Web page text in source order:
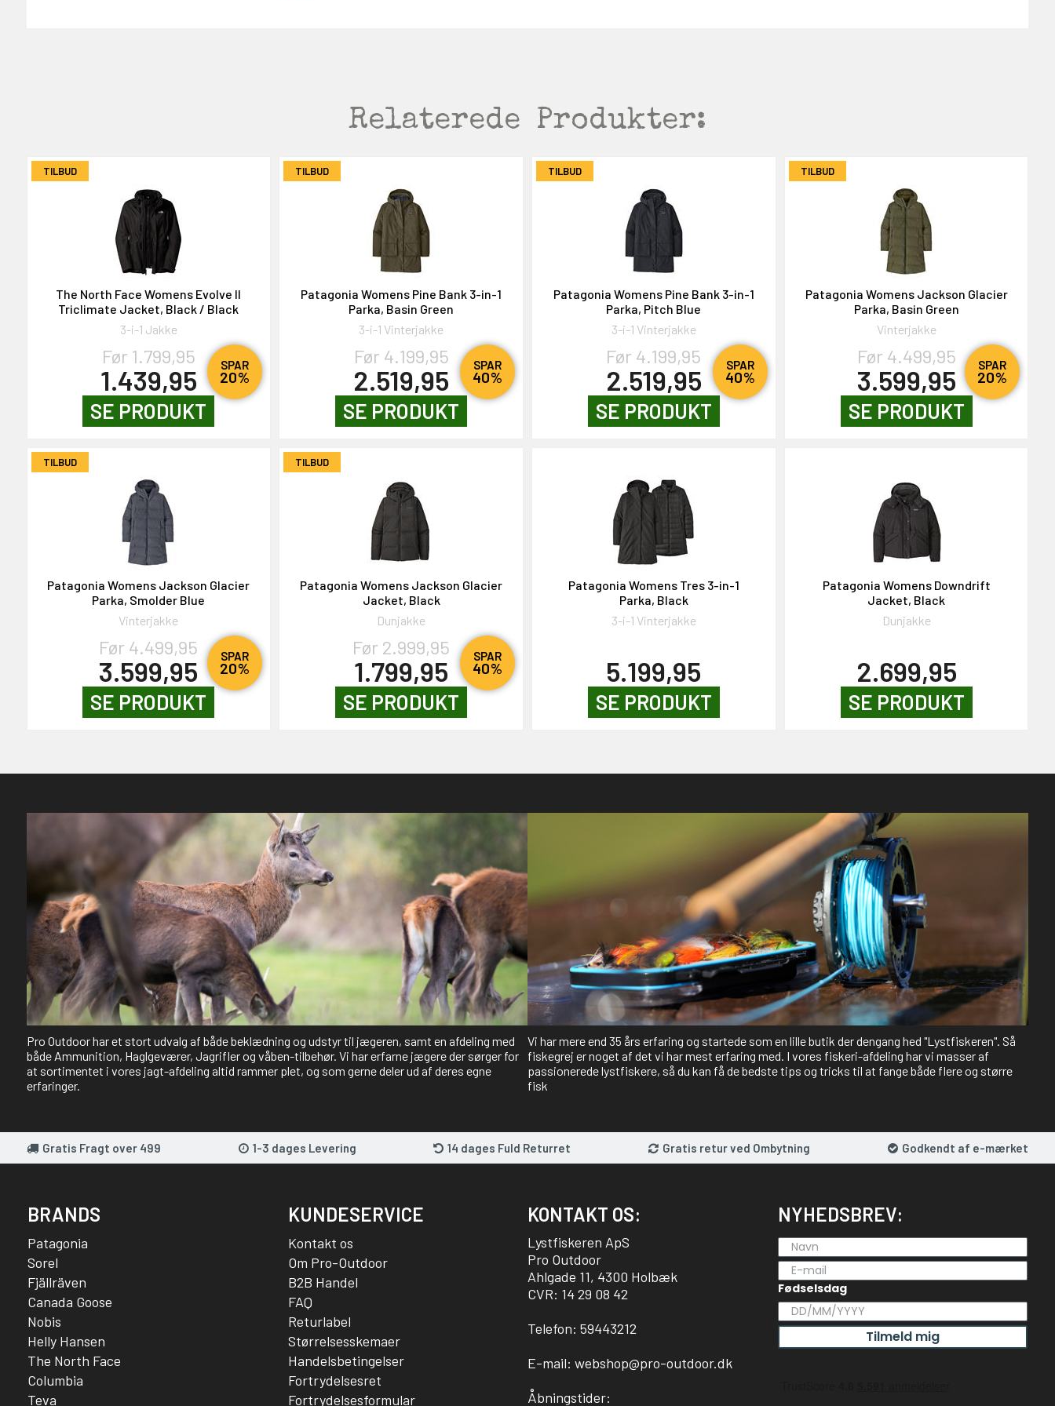
Relaterede Produkter:
TILBUD
SPAR
20%
The North Face Womens Evolve II
Triclimate Jacket, Black / Black
3-i-1 Jakke
Før 1.799,95
1.439,95
SE PRODUKT
TILBUD
SPAR
40%
Patagonia Womens Pine Bank 3-in-1
Parka, Basin Green
3-i-1 Vinterjakke
Før 4.199,95
2.519,95
SE PRODUKT
TILBUD
SPAR
40%
Patagonia Womens Pine Bank 3-in-1
Parka, Pitch Blue
3-i-1 Vinterjakke
Før 4.199,95
2.519,95
SE PRODUKT
TILBUD
SPAR
20%
Patagonia Womens Jackson Glacier
Parka, Basin Green
Vinterjakke
Før 4.499,95
3.599,95
SE PRODUKT
TILBUD
SPAR
20%
Patagonia Womens Jackson Glacier
Parka, Smolder Blue
Vinterjakke
Før 4.499,95
3.599,95
SE PRODUKT
TILBUD
SPAR
40%
Patagonia Womens Jackson Glacier
Jacket, Black
Dunjakke
Før 2.999,95
1.799,95
SE PRODUKT
Patagonia Womens Tres 3-in-1
Parka, Black
3-i-1 Vinterjakke
5.199,95
SE PRODUKT
Patagonia Womens Downdrift
Jacket, Black
Dunjakke
2.699,95
SE PRODUKT
Pro Outdoor har et stort udvalg af både beklædning og udstyr til jægeren, samt en afdeling med
både Ammunition, Haglgeværer, Jagrifler og våben-tilbehør. Vi har erfarne jægere der sørger for
at sortimentet i vores jagt-afdeling altid rammer plet, og som gerne deler ud af deres egne
erfaringer.
Vi har mere end 35 års erfaring og startede som en lille butik der dengang hed "Lystfiskeren". Så
fiskegrej er noget af det vi har mest erfaring med. I vores fiskeri-afdeling har vi masser af
passionerede lystfiskere, så du kan få de bedste tips og tricks til at fange både flere og større
fisk
Gratis Fragt over 499 1-3 dages Levering 14 dages Fuld Returret Gratis retur ved Ombytning Godkendt af e-mærket
BRANDS
Patagonia
Sorel
Fjällräven
Canada Goose
Nobis
Helly Hansen
The North Face
Columbia
Teva
KUNDESERVICE
Kontakt os
Om Pro-Outdoor
B2B Handel
FAQ
Returlabel
Størrelsesskemaer
Handelsbetingelser
Fortrydelsesret
Fortrydelsesformular
KONTAKT OS:
Lystfiskeren ApS
Pro Outdoor
Ahlgade 11, 4300 Holbæk
CVR: 14 29 08 42
Telefon: 59443212
E-mail: webshop@pro-outdoor.dk
Åbningstider:
NYHEDSBREV:
Fødselsdag
Tilmeld mig